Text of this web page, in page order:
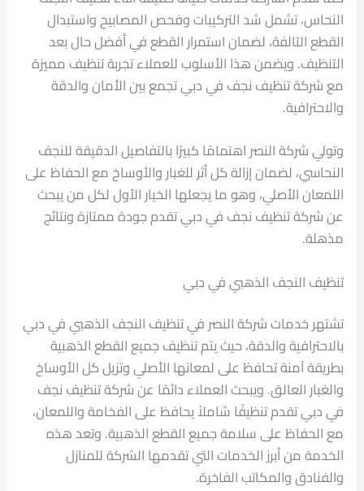
النحاس، تشمل شد التركيبات وفحص المصابيح واستبدال
القطع التالفة، لضمان استمرار القطع في أفضل حال بعد
التنظيف. ويضمن هذا الأسلوب للعملاء تجربة تنظيف مميزة
مع شركة تنظيف نجف في دبي تجمع بين الأمان والدقة
والاحترافية.
وتولي شركة النصر اهتمامًا كبيرًا بالتفاصيل الدقيقة للنجف
النحاسي، لضمان إزالة كل أثر للغبار والأوساخ مع الحفاظ على
اللمعان الأصلي، وهو ما يجعلها الخيار الأول لكل من يبحث
عن شركة تنظيف نجف في دبي تقدم جودة ممتازة ونتائج
مذهلة.
تنظيف النجف الذهبي في دبي
تشتهر خدمات شركة النصر في تنظيف النجف الذهبي في دبي
بالاحترافية والدقة، حيث يتم تنظيف جميع القطع الذهبية
بطريقة آمنة تحافظ على لمعانها الأصلي وتزيل كل الأوساخ
والغبار العالق. ويبحث العملاء دائمًا عن شركة تنظيف نجف
في دبي تقدم تنظيفًا شاملاً يحافظ على الفخامة واللمعان،
مع الحفاظ على سلامة جميع القطع الذهبية. وتعد هذه
الخدمة من أبرز الخدمات التي تقدمها الشركة للمنازل
والفنادق والمكاتب الفاخرة.